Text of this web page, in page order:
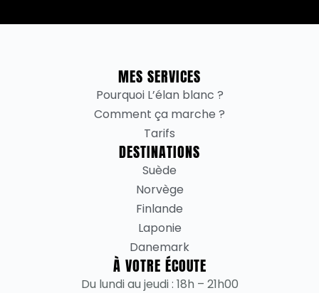
MES SERVICES
Pourquoi L’élan blanc ?
Comment ça marche ?
Tarifs
DESTINATIONS
Suède
Norvège
Finlande
Laponie
Danemark
À VOTRE ÉCOUTE
Du lundi au jeudi : 18h – 21h00